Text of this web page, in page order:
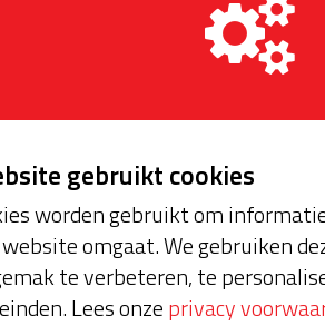
gebruikt cookies
worden gebruikt om
omgaat. We gebruiken
te verbeteren, te
Lees onzeprivacy